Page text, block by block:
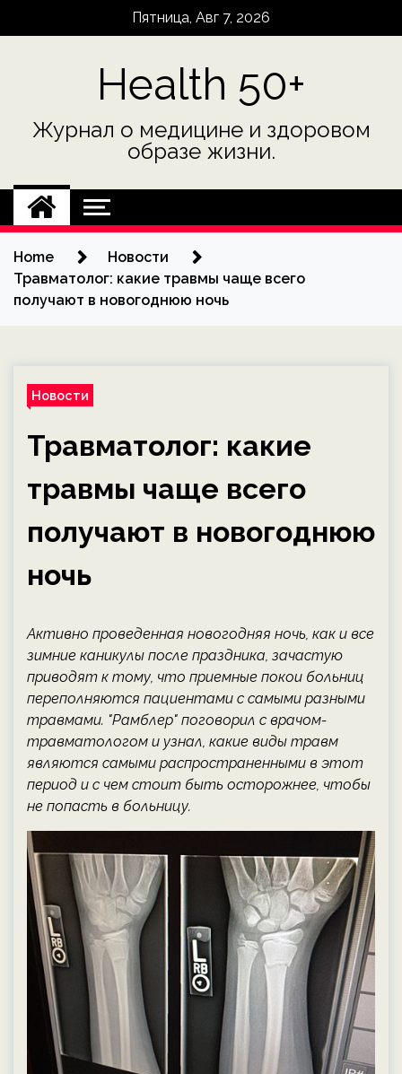
Пятница, Авг 7, 2026
Health 50+
Журнал о медицине и здоровом
образе жизни.
Home
Новости
Травматолог: какие травмы чаще всего
получают в новогоднюю ночь
Новости
Травматолог: какие
травмы чаще всего
получают в новогоднюю
ночь
Активно проведенная новогодняя ночь, как и все
зимние каникулы после праздника, зачастую
приводят к тому, что приемные покои больниц
переполняются пациентами с самыми разными
травмами. "Рамблер" поговорил с врачом-
травматологом и узнал, какие виды травм
являются самыми распространенными в этот
период и с чем стоит быть осторожнее, чтобы
не попасть в больницу.